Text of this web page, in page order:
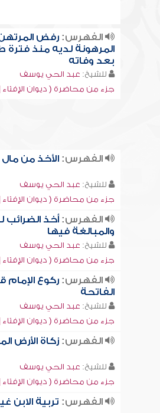
الفهرس:رفض المرتهن
المرهونة لديه منذ فترة
بعد وفاته
للشيخ: عبد الحي يوسف
جزء من محاضرة ( ديوان الإفتاء
الفهرس:الأخذ من مال
للشيخ: عبد الحي يوسف
جزء من محاضرة ( ديوان الإفتاء
الفهرس:أخذ الضرائب
والمبالغة فيها
للشيخ: عبد الحي يوسف
جزء من محاضرة ( ديوان الإفتاء
الفهرس:ركوع الإمام
الفاتحة
للشيخ: عبد الحي يوسف
جزء من محاضرة ( ديوان الإفتاء
الفهرس:زكاة الأرض
للشيخ: عبد الحي يوسف
جزء من محاضرة ( ديوان الإفتاء
الفهرس: تربية الابن